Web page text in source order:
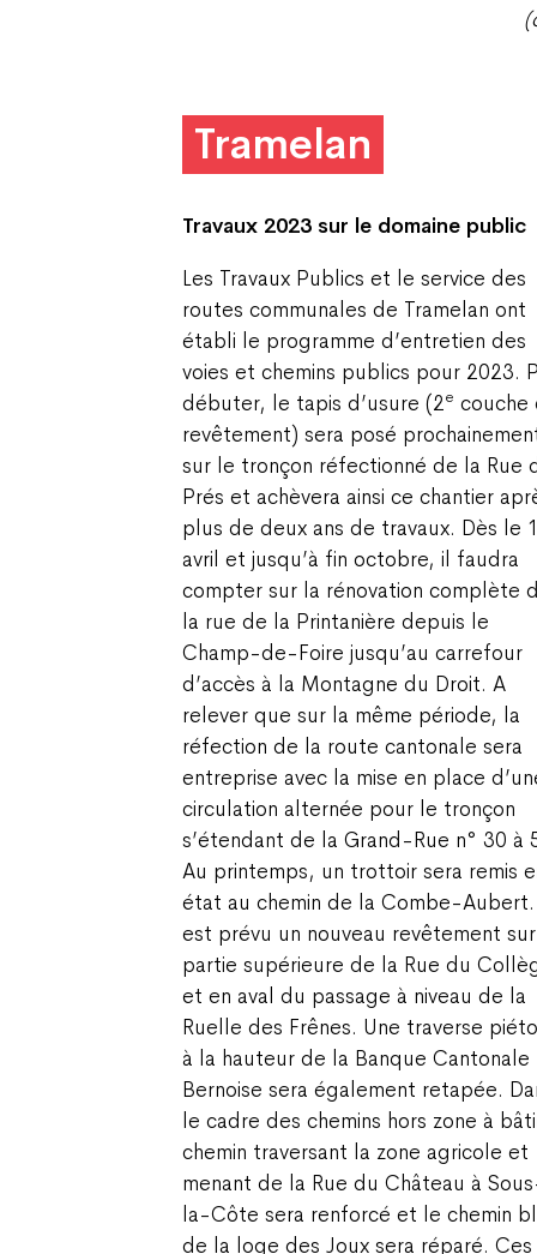
Tramelan
Travaux 2023 sur le domaine public
Les Travaux Publics et le service des
routes communales de Tramelan ont
établi le programme d’entretien des
voies et chemins publics pour 2023.
débuter, le tapis d’usure (2e couche
revêtement) sera posé
sur le tronçon réfectionné de la Rue
Prés et achèvera ainsi ce chantier
plus de deux ans de travaux. Dès le
avril et jusqu’à fin octobre, il faudra
compter sur la rénovation complète
la rue de la Printanière depuis le
Champ-de-Foire jusqu’au carrefour
d’accès à la Montagne du Droit. A
relever que sur la même période, la
réfection de la route cantonale sera
entreprise avec la mise en place
circulation alternée pour le tronçon
s’étendant de la Grand-Rue n° 30 à
Au printemps, un trottoir sera remis
état au chemin de la Combe-Aubert.
est prévu un nouveau revêtement
partie supérieure de la Rue du
et en aval du passage à niveau de la
Ruelle des Frênes. Une traverse
à la hauteur de la Banque Cantonale
Bernoise sera également retapée.
le cadre des chemins hors zone à
chemin traversant la zone agricole et
menant de la Rue du Château à
la-Côte sera renforcé et le chemin
de la loge des Joux sera réparé. Ces